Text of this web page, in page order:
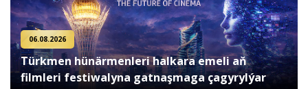
06.08.2026
Türkmen hünärmenleri halkara emeli aň
filmleri festiwalyna gatnaşmaga çagyrylýar